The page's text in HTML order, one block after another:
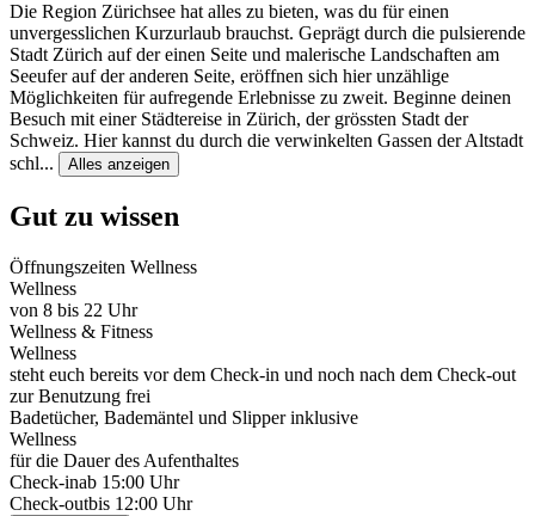
Die Region Zürichsee hat alles zu bieten, was du für einen
unvergesslichen Kurzurlaub brauchst. Geprägt durch die pulsierende
Stadt Zürich auf der einen Seite und malerische Landschaften am
Seeufer auf der anderen Seite, eröffnen sich hier unzählige
Möglichkeiten für aufregende Erlebnisse zu zweit. Beginne deinen
Besuch mit einer Städtereise in Zürich, der grössten Stadt der
Schweiz. Hier kannst du durch die verwinkelten Gassen der Altstadt
schl... Alles anzeigen
Gut zu wissen
Öffnungszeiten Wellness
Wellness
von 8 bis 22 Uhr
Wellness & Fitness
Wellness
steht euch bereits vor dem Check-in und noch nach dem Check-out
zur Benutzung frei
Badetücher, Bademäntel und Slipper inklusive
Wellness
für die Dauer des Aufenthaltes
Check-inab 15:00 Uhr
Check-outbis 12:00 Uhr